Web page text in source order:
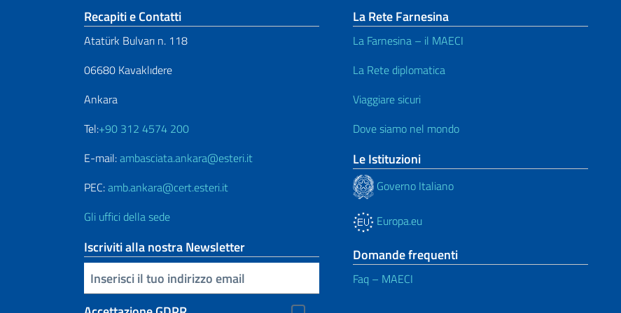
Sezione footer
Recapiti e Contatti
Atatürk Bulvarı n. 118
06680 Kavaklıdere
Ankara
Tel:+90 312 4574 200
E-mail:ambasciata.ankara@esteri.it
PEC:amb.ankara@cert.esteri.it
Gli uffici della sede
Iscriviti alla nostra Newsletter
Inserisci la tua email
La Rete Farnesina
La Farnesina – il MAECI
La Rete diplomatica
Viaggiare sicuri
Dove siamo nel mondo
Le Istituzioni
Governo Italiano
Europa.eu
Domande frequenti
Faq – MAECI